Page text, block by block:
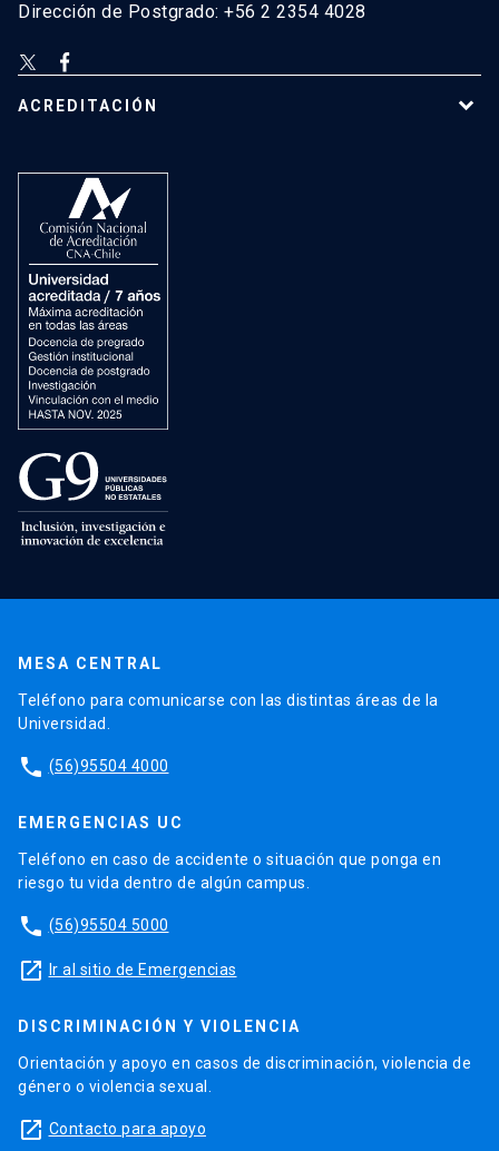
Dirección de Postgrado: +56 2 2354 4028
ACREDITACIÓN
MESA CENTRAL
Teléfono para comunicarse con las distintas áreas de la
Universidad.
phone (56)95504 4000
EMERGENCIAS UC
Teléfono en caso de accidente o situación que ponga en
riesgo tu vida dentro de algún campus.
phone (56)95504 5000
launch Ir al sitio de Emergencias
DISCRIMINACIÓN Y VIOLENCIA
Orientación y apoyo en casos de discriminación, violencia de
género o violencia sexual.
launch Contacto para apoyo